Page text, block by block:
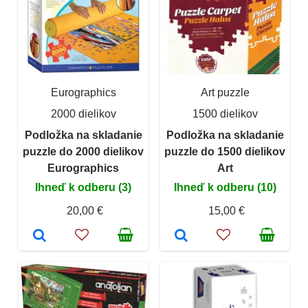
Eurographics
2000 dielikov
Podložka na skladanie
puzzle do 2000 dielikov
Eurographics
Ihneď k odberu (3)
20,00 €
Art puzzle
1500 dielikov
Podložka na skladanie
puzzle do 1500 dielikov
Art
Ihneď k odberu (10)
15,00 €